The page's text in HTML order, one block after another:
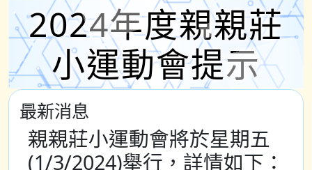
2024年度親親莊
小運動會提示
最新消息
親親莊小運動會將於星期五
(1/3/2024)舉行，詳情如下：